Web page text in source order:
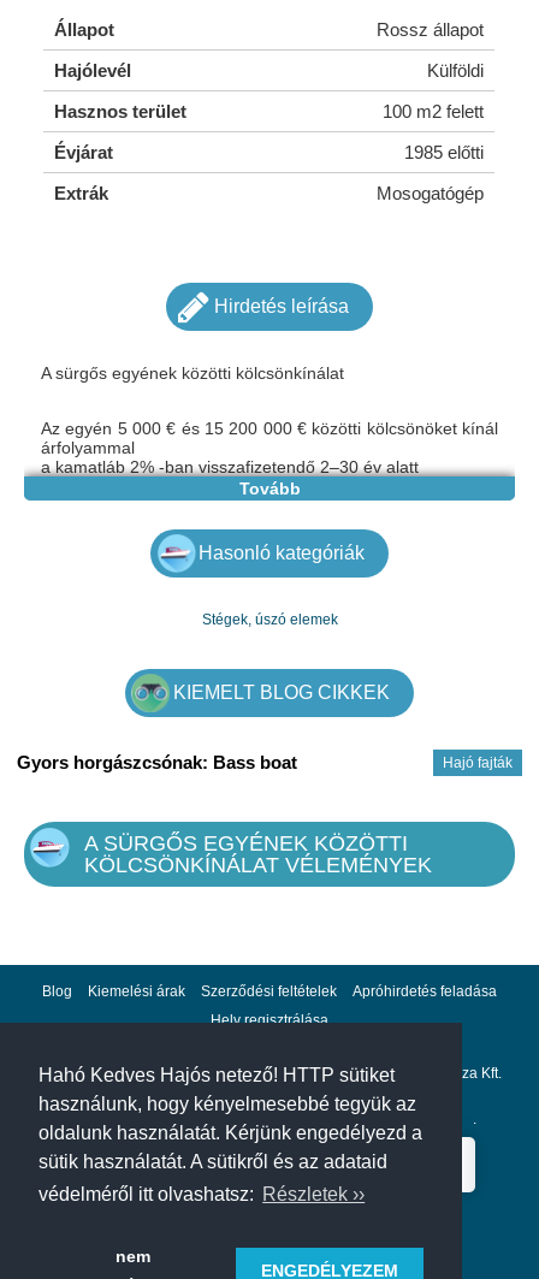
Hahó Kedves Hajós netező! HTTP sütiket
használunk, hogy kényelmesebbé tegyük az
oldalunk használatát. Kérjünk engedélyezd a
sütik használatát. A sütikről és az adataid
védelméről itt olvashatsz: Részletek ››
nem
ENGEDÉLYEZEM
Állapot
Rossz állapot
Hajólevél
Külföldi
Hasznos terület
100 m2 felett
Évjárat
1985 előtti
Extrák
Mosogatógép
Hirdetés leírása
A sürgős egyének közötti kölcsönkínálat
Az egyén 5 000 € és 15 200 000 € közötti kölcsönöket kínál
árfolyammal
a kamatláb 2% -ban visszafizetendő 2–30 év alatt
Az ésszerű feltételek, ha az ajánlatom érdekei leginkább
kapcsolatba lépnek velem gyorsan megvitassák a
E-mail: mariakovac841@gmail.com
Viber: +33752889932
Tovább
Hasonló kategóriák
Stégek, úszó elemek
KIEMELT BLOG CIKKEK
Hajó fajták
Gyors horgászcsónak: Bass boat
A SÜRGŐS EGYÉNEK KÖZÖTTI
KÖLCSÖNKÍNÁLAT VÉLEMÉNYEK
Blog Kiemelési árak Szerződési feltételek
Apróhirdetés feladása
Hely regisztrálása
Adatvédelem Impresszum A hahohajo.hu kiadója a GlobalPlaza Kft.
A hahohajo.hu online bankkártyás fizetési partnere az .